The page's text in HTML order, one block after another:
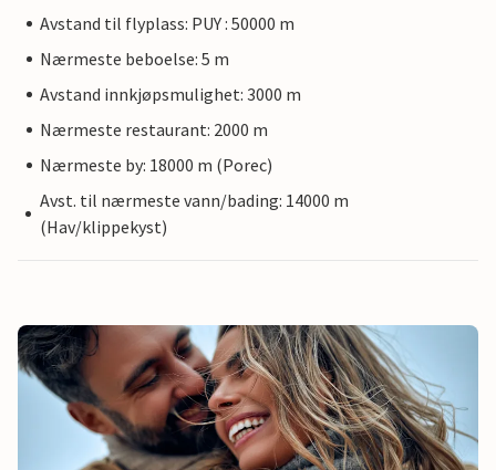
Avstand til flyplass: PUY : 50000 m
Nærmeste beboelse: 5 m
Avstand innkjøpsmulighet: 3000 m
Nærmeste restaurant: 2000 m
Nærmeste by: 18000 m (Porec)
Avst. til nærmeste vann/bading: 14000 m
(Hav/klippekyst)